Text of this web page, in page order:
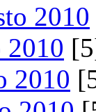
2010
2010